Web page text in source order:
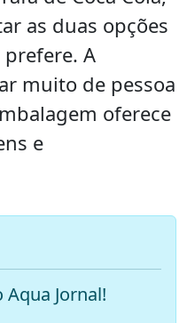
as duas opções
prefere. A
muito de pessoa
oferece
e
Jornal!